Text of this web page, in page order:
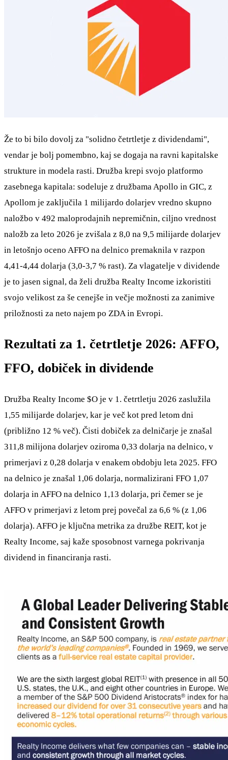
Že to bi bilo dovolj za "solidno četrtletje z dividendami",
vendar je bolj pomembno, kaj se dogaja na ravni kapitalske
strukture in modela rasti. Družba krepi svojo platformo
zasebnega kapitala: sodeluje z družbama Apollo in GIC, z
Apollom je zaključila 1 milijardo dolarjev vredno skupno
naložbo v 492 maloprodajnih nepremičnin, ciljno vrednost
naložb za leto 2026 je zvišala z 8,0 na 9,5 milijarde dolarjev
in letošnjo oceno AFFO na delnico premaknila v razpon
4,41-4,44 dolarja (3,0-3,7 % rast). Za vlagatelje v dividende
je to jasen signal, da želi družba Realty Income izkoristiti
svojo velikost za še cenejše in večje možnosti za zanimive
priložnosti za neto najem po ZDA in Evropi.
Rezultati za 1. četrtletje 2026: AFFO,
FFO, dobiček in dividende
Družba Realty Income $O je v 1. četrtletju 2026 zaslužila
1,55 milijarde dolarjev, kar je več kot pred letom dni
(približno 12 % več). Čisti dobiček za delničarje je znašal
311,8 milijona dolarjev oziroma 0,33 dolarja na delnico, v
primerjavi z 0,28 dolarja v enakem obdobju leta 2025. FFO
na delnico je znašal 1,06 dolarja, normalizirani FFO 1,07
dolarja in AFFO na delnico 1,13 dolarja, pri čemer se je
AFFO v primerjavi z letom prej povečal za 6,6 % (z 1,06
dolarja). AFFO je ključna metrika za družbe REIT, kot je
Realty Income, saj kaže sposobnost varnega pokrivanja
dividend in financiranja rasti.